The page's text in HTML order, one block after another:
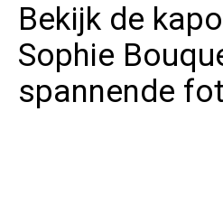
Bekijk de
Sophie
spannende